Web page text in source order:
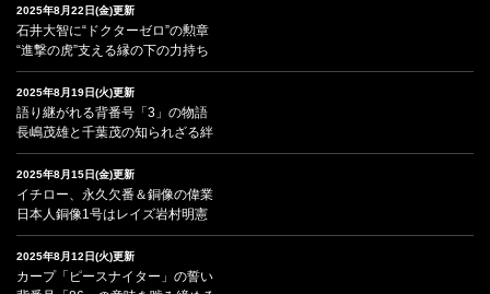
2025年8月22日(金)更新
石井大智に“ドクターゼロ”の勲章
“進撃の虎”支える縁の下の力持ち
2025年8月19日(火)更新
語り継がれる背番号「3」の物語
長嶋茂雄と千葉茂の知られざる絆
2025年8月15日(金)更新
イチロー、永久欠番＆銅像の偉業
日本人銅像1号はレイズ岩村明憲
2025年8月12日(火)更新
カープ「ピースナイター」の誓い